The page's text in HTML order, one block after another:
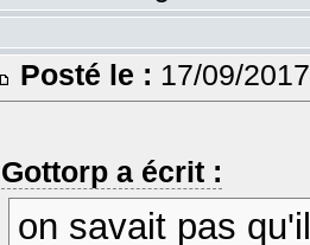
Posté le : 17/09/
Gottorp a écrit :
on savait pas